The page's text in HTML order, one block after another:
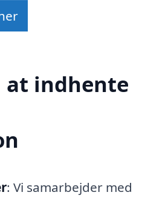
at indhente
: Vi samarbejder med